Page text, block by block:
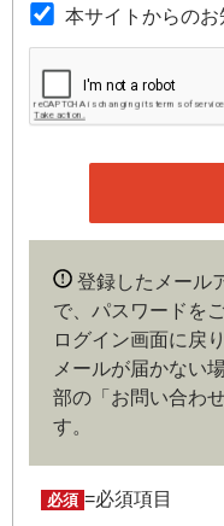
のです。
第３条（会員）
本サイトの会員は、機
企業や官公庁、研究
いずれかに該当して
を行うには、当社が
の内容がある場合や
は、当社は会員登録
す。
第４条（ユーザー名
ユーザー名およびパ
任において行うもの
パスワードの第三者へ
本サイトからのお
登録したメール
で、パスワードを
ログイン画面に戻
メールが届かない
部の「お問い合わ
す。
必須 =必須項目